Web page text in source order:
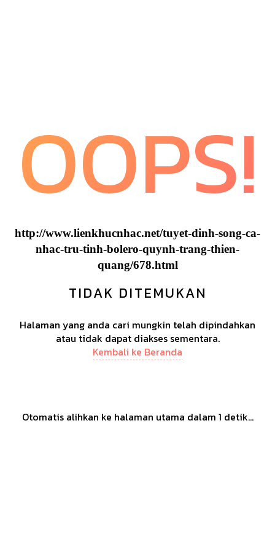
OOPS!
http://www.lienkhucnhac.net/tuyet-dinh-song-ca-
nhac-tru-tinh-bolero-quynh-trang-thien-
quang/678.html
TIDAK DITEMUKAN
Halaman yang anda cari mungkin telah dipindahkan
atau tidak dapat diakses sementara.
Kembali ke Beranda
Otomatis alihkan ke halaman utama dalam 1 detik...